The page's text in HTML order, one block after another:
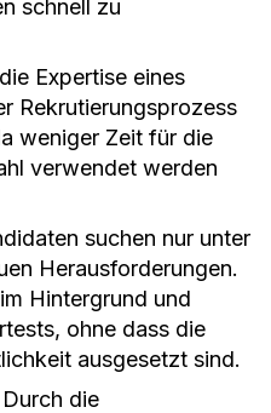
schnell zu
Expertise eines
Rekrutierungsprozess
weniger Zeit für die
verwendet werden
suchen nur unter
Herausforderungen.
Hintergrund und
ohne dass die
ausgesetzt sind.
Durch die